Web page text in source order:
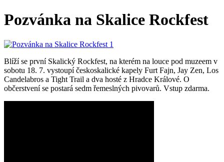
Pozvánka na Skalice Rockfest
Blíží se první Skalický Rockfest, na kterém na louce pod muzeem v
sobotu 18. 7. vystoupí českoskalické kapely Furt Fajn, Jay Zen, Los
Candelabros a Tight Trail a dva hosté z Hradce Králové. O
občerstvení se postará sedm řemeslných pivovarů. Vstup zdarma.